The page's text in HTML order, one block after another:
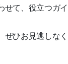
せて、役立つガ
ひお見逃しな